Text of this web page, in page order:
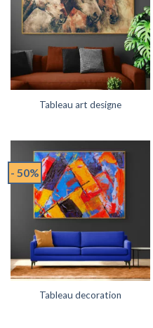
Tableau art designe
- 50%
Tableau decoration